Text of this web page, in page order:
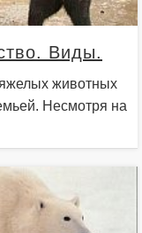
Виды.
животных
Несмотря на